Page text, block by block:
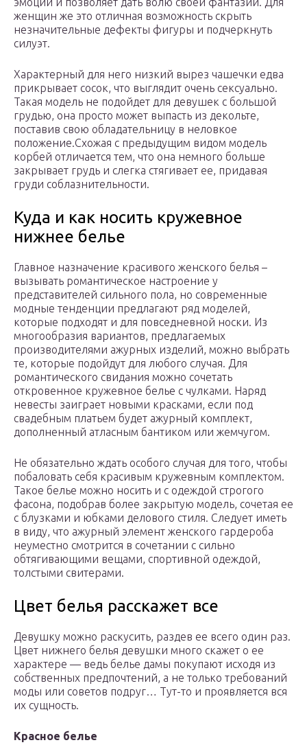
женщин же это отличная возможность скрыть
незначительные дефекты фигуры и подчеркнуть
силуэт.
Характерный для него низкий вырез чашечки едва
прикрывает сосок, что выглядит очень сексуально.
Такая модель не подойдет для девушек с большой
грудью, она просто может выпасть из декольте,
поставив свою обладательницу в неловкое
положение.Схожая с предыдущим видом модель
корбей отличается тем, что она немного больше
закрывает грудь и слегка стягивает ее, придавая
груди соблазнительности.
Куда и как носить кружевное
нижнее белье
Главное назначение красивого женского белья –
вызывать романтическое настроение у
представителей сильного пола, но современные
модные тенденции предлагают ряд моделей,
которые подходят и для повседневной носки. Из
многообразия вариантов, предлагаемых
производителями ажурных изделий, можно выбрать
те, которые подойдут для любого случая. Для
романтического свидания можно сочетать
откровенное кружевное белье с чулками. Наряд
невесты заиграет новыми красками, если под
свадебным платьем будет ажурный комплект,
дополненный атласным бантиком или жемчугом.
Не обязательно ждать особого случая для того, чтобы
побаловать себя красивым кружевным комплектом.
Такое белье можно носить и с одеждой строгого
фасона, подобрав более закрытую модель, сочетая ее
с блузками и юбками делового стиля. Следует иметь
в виду, что ажурный элемент женского гардероба
неуместно смотрится в сочетании с сильно
обтягивающими вещами, спортивной одеждой,
толстыми свитерами.
Цвет белья расскажет все
Девушку можно раскусить, раздев ее всего один раз.
Цвет нижнего белья девушки много скажет о ее
характере — ведь белье дамы покупают исходя из
собственных предпочтений, а не только требований
моды или советов подруг… Тут-то и проявляется вся
их сущность.
Красное белье